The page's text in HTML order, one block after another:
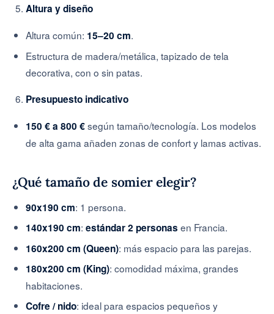
Altura y diseño
Altura común: 15–20 cm.
Estructura de madera/metálica, tapizado de tela
decorativa, con o sin patas.
Presupuesto indicativo
150 € a 800 €según tamaño/tecnología. Los modelos
de alta gama añaden zonas de confort y lamas activas.
¿Qué tamaño de somier elegir?
90x190 cm: 1 persona.
140x190 cm:estándar 2 personas en Francia.
160x200 cm (Queen): más espacio para las parejas.
180x200 cm (King): comodidad máxima, grandes
habitaciones.
Cofre / nido: ideal para espacios pequeños y